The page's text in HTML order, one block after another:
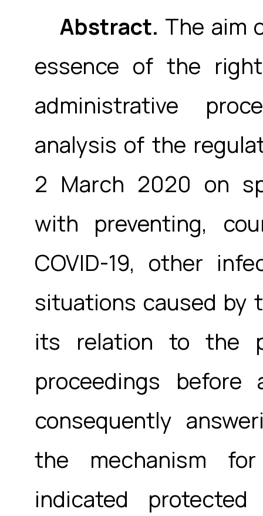
Abstract. The aim
essence of the
administrative
analysis of the
2 March 2020 on
with preventing,
COVID-19, other
situations caused by
its relation to the
proceedings before
consequently
the mechanism
indicated